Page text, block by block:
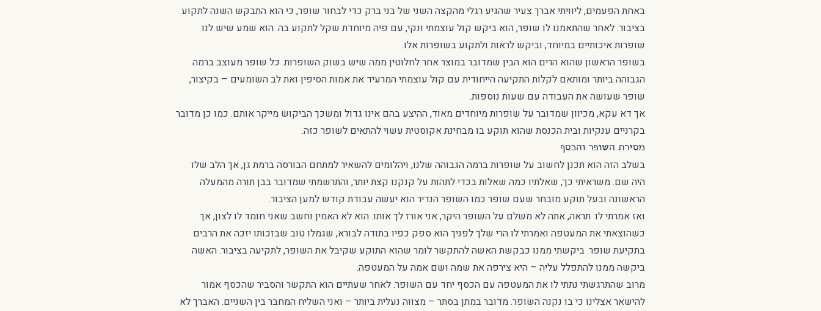
באחת הפעמים, ליוויתי אברך צעיר שהגיע רגלי מהקצה השני של בני ברק כדי לבחור שופר, כי הוא התבקש השנה לתקוע
בציבור. לאחר שהתאמנו לו שופר, הוא ביקש קול עוצמתי ונקי, עם פיה מיוחדת שקל לתקוע בה. הוא שמע שיש לנו
שופרות איכותיים במיוחד, וביקש לראות ולתקוע בשופרות אלו.
בשופר הראשון שהוא הרים הוא הבין שמדובר במוצר אחר לחלוטין ממה שיש בשוק השופרות. כל שופר מעוצב ברמה
הגבוהה ביותר ומותאם לקלות התקיעה הייחודית עם קול עוצמתי המרעיד את אמות הסיפין ואת לב השומעים – בקיצור,
שופר שעושה את העבודה עם שעות נוספות.
אך דא עקא, מכיוון שמדובר על שופרות מיוחדים מאוד, ההיצע בהם אינו גדול ומשכך הביקוש מייקר אותם. כמו כן מדובר
בקרניים ענקיות ובית הכנסת שהוא תוקע בו מבחינת אקוסטית עשוי להתאים לשופר כזה.
מסירת השופר והכסף
בשלב הזה הוא תכנן לחשוב על שופרות ברמה הגבוהה שלנו, ויהלומים להשאיר למתחם הבורסה ברמת גן, אך הלב שלו
היה שם. משראיתי כך, שאלתיו כמה שאלות בכדי לתהות על קנקנו קצת יותר, והתרשמתי שמדובר בבן תורה מהמעלה
הראשונה ובעל תוקע מובחר שעם שופר כמו השופר הנדיר הוא יעשה עבודת קודש למען הציבור.
ואז אמרתי לו: תראה, אתה לא משלם על השופר היקר, אני אורז לך אותו. הוא לא האמין וחשב שאני חומד לו לצון, אך
כשהוצאתי את המעטפה ואמרתי לו הרי שלך לפניך הוא ספק כפיו בתודה לבורא, שגמלו טוב שבזכותו יזכה את הרבים
בתקיעת שופר. ביקשתי ממנו כבקשת האשה להתקשר לומר שהוא התוקע שקיבל את השופר, לתקיעה בציבור. האשה
ביקשה ממנו להתפלל עליה – היא צירפה את שמה ושם אמה על המעטפה.
מרוב שהתרגשתי נתתי לו את המעטפה עם הכסף יחד עם השופר. לאחר שעתיים הוא התקשר והסביר שהכסף אמור
להישאר אצלינו כי בו נקנה השופר. מדובר במתן בסתר – מצווה נעלית ביותר – ואני השליח המחבר בין השניים. האברך לא